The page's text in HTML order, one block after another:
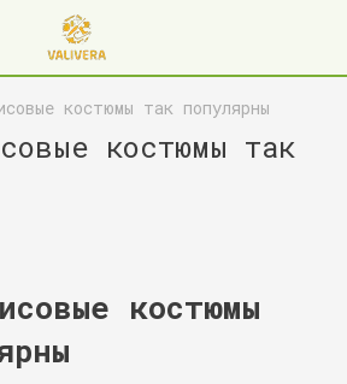
костюмы так популярны
костюмы так
костюмы